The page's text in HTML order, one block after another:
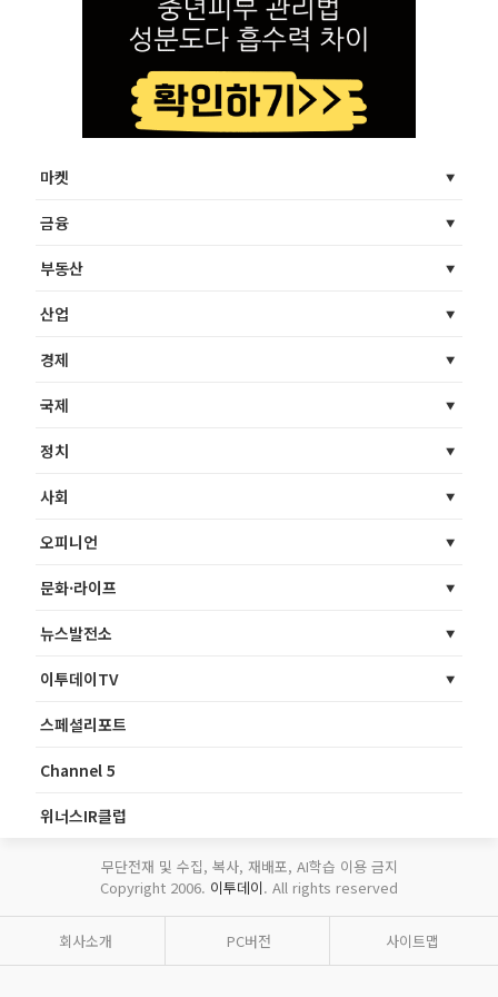
마켓
금융
부동산
산업
경제
국제
정치
사회
오피니언
문화·라이프
뉴스발전소
이투데이TV
스페셜리포트
Channel 5
위너스IR클럽
무단전재 및 수집, 복사, 재배포, AI학습 이용 금지
Copyright 2006. 이투데이. All rights reserved
회사소개 PC버전 사이트맵